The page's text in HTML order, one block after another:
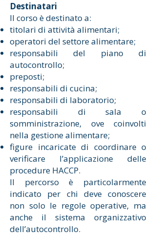
Destinatari
Il corso è destinato a:
titolari di attività alimentari;
operatori del settore alimentare;
responsabili del piano di
autocontrollo;
preposti;
responsabili di cucina;
responsabili di laboratorio;
responsabili di sala o
somministrazione, ove coinvolti
nella gestione alimentare;
figure incaricate di coordinare o
verificare l’applicazione delle
procedure HACCP.
Il percorso è particolarmente
indicato per chi deve conoscere
non solo le regole operative, ma
anche il sistema organizzativo
dell’autocontrollo.